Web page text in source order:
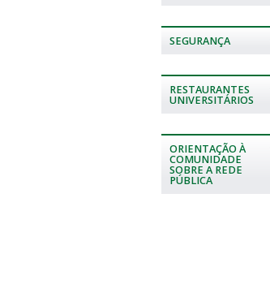
SEGURANÇA
RESTAURANTES
UNIVERSITÁRIOS
ORIENTAÇÃO À
COMUNIDADE
SOBRE A REDE
PÚBLICA